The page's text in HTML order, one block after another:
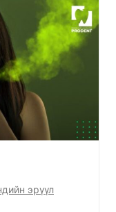
эрүүл